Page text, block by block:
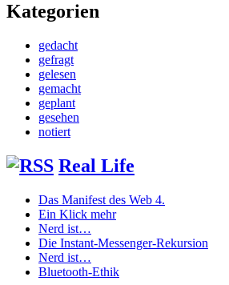
Kategorien
gedacht
gefragt
gelesen
gemacht
geplant
gesehen
notiert
Real Life
Das Manifest des Web 4.
Ein Klick mehr
Nerd ist…
Die Instant-Messenger-Rekursion
Nerd ist…
Bluetooth-Ethik